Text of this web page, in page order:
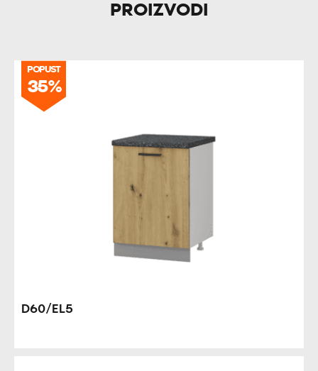
PROIZVODI
POPUST
35%
D60/EL5